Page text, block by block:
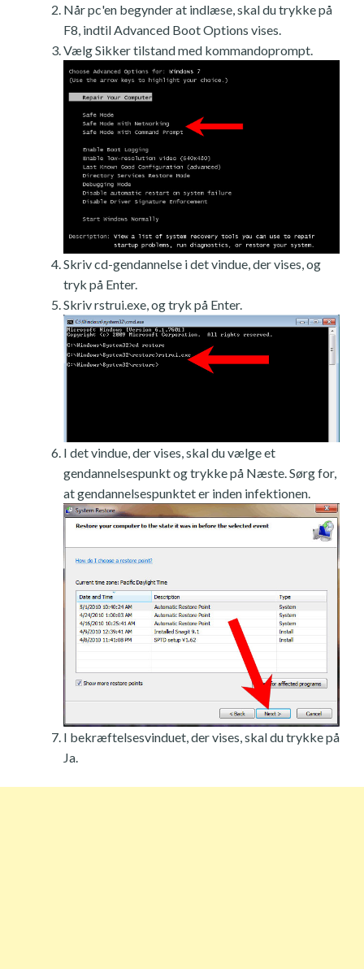
Når pc'en begynder at indlæse, skal du trykke på
F8, indtil Advanced Boot Options vises.
Vælg Sikker tilstand med kommandoprompt.
Skriv cd-gendannelse i det vindue, der vises, og
tryk på Enter.
Skriv rstrui.exe, og tryk på Enter.
I det vindue, der vises, skal du vælge et
gendannelsespunkt og trykke på Næste. Sørg for,
at gendannelsespunktet er inden infektionen.
I bekræftelsesvinduet, der vises, skal du trykke på
Ja.